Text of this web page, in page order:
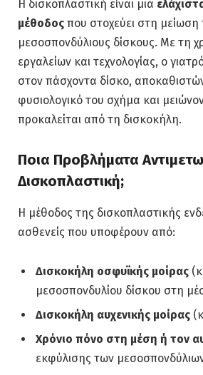
Η δισκοπλαστική είναι μια
μέθοδος που στοχεύει στη μείωση
μεσοσπονδύλιους δίσκους. Με τη
εργαλείων και τεχνολογίας, ο
στον πάσχοντα δίσκο,
φυσιολογικό του σχήμα και
προκαλείται από τη δισκοκήλη.
Ποια Προβλήματα
Δισκοπλαστική;
Η μέθοδος της δισκοπλαστικής
ασθενείς που υποφέρουν από:
Δισκοκήλη οσφυϊκής μοίρας
μεσοσπονδυλίου δίσκου στη
Δισκοκήλη αυχενικής μοίρας
Χρόνιο πόνο στη μέση ή τον
εκφύλισης των